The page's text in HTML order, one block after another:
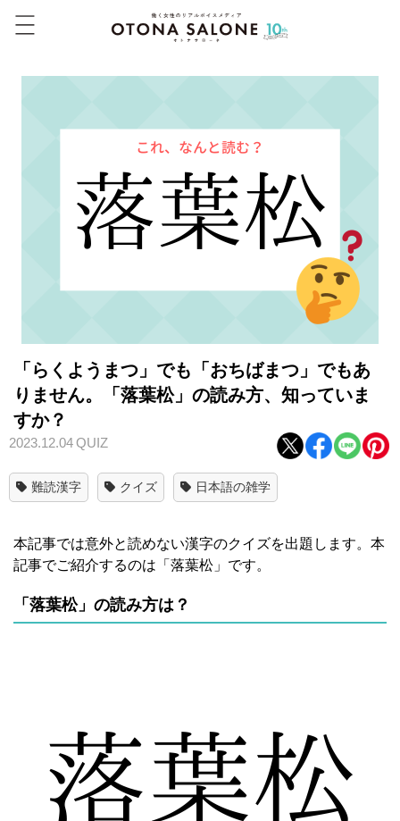
「らくようまつ」でも「おちばまつ」でもあ
りません。「落葉松」の読み方、知っていま
すか？
2023.12.04QUIZ
難読漢字 クイズ 日本語の雑学
本記事では意外と読めない漢字のクイズを出題します。本
記事でご紹介するのは「落葉松」です。
「落葉松」の読み方は？